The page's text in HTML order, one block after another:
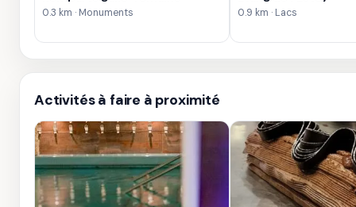
0.3 km · Monuments 0.9 km · Lacs
Activités à faire à proximité